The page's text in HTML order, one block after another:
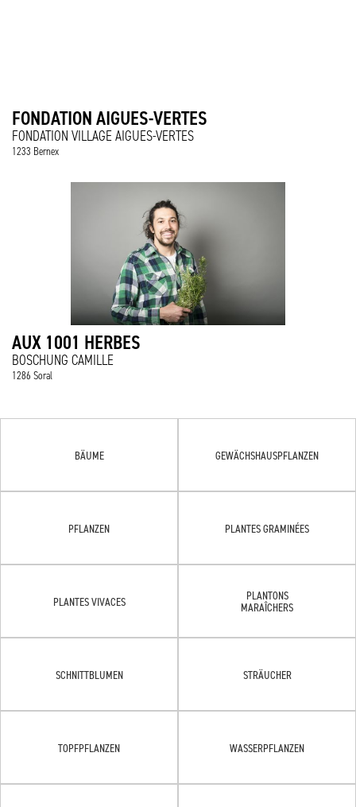
FONDATION AIGUES-VERTES
FONDATION VILLAGE AIGUES-VERTES
1233 Bernex
AUX 1001 HERBES
BOSCHUNG CAMILLE
1286 Soral
BÄUME GEWÄCHSHAUSPFLANZEN
PFLANZEN PLANTES GRAMINÉES
PLANTES VIVACES
PLANTONS
MARAÎCHERS
SCHNITTBLUMEN STRÄUCHER
TOPFPFLANZEN WASSERPFLANZEN